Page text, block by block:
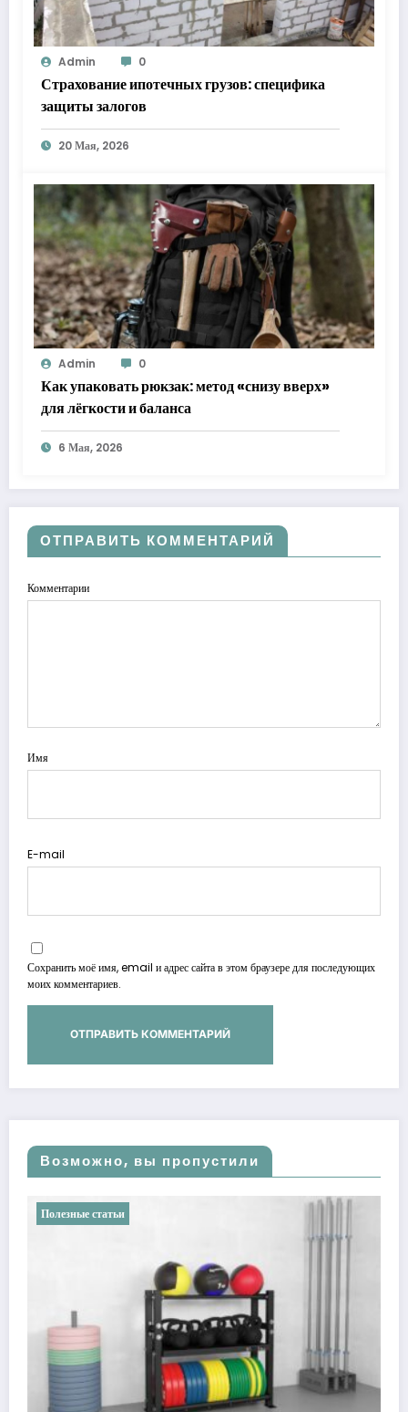
Admin 0
Страхование ипотечных грузов: специфика
защиты залогов
20 Мая, 2026
Admin 0
Как упаковать рюкзак: метод «снизу вверх»
для лёгкости и баланса
6 Мая, 2026
ОТПРАВИТЬ КОММЕНТАРИЙ
Комментарии
Имя
E-mail
Сохранить моё имя, email и адрес сайта в этом браузере для последующих
моих комментариев.
Возможно, вы пропустили
Полезные статьи